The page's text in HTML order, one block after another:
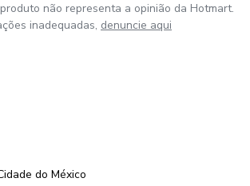
não representa a opinião da Hotmart.
inadequadas, denuncie aqui
do México